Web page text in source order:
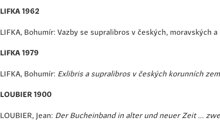
LIFKA 1962
LIFKA, Bohumír: Vazby se supralibros v českých, moravských
LIFKA 1979
LIFKA, Bohumír: Exlibris a supralibros v českých korunních
LOUBIER 1900
LOUBIER, Jean: Der Bucheinband in alter und neuer Zeit ...